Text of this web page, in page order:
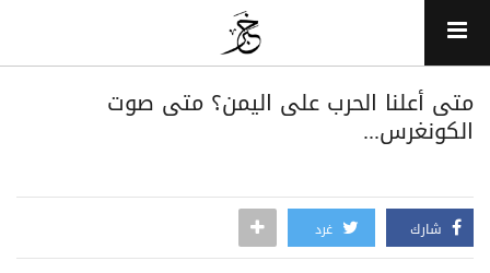
متى أعلنا الحرب على اليمن؟ متى صوت
الكونغرس...
شارك غرد